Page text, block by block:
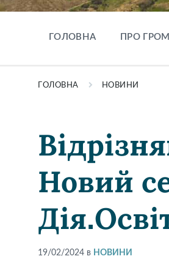
ГОЛОВНА ПРО
ГОЛОВНА НОВИНИ
Новий
19/02/2024 в НОВИНИ